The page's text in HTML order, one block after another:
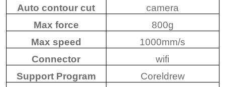
Auto contour cut
camera
Max force
800g
Max speed
1000mm/s
Connector
wifi
Support Program
Coreldrew